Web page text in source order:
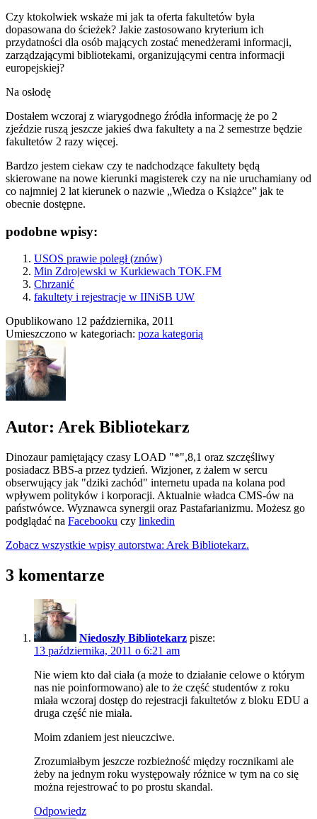
Czy ktokolwiek wskaże mi jak ta oferta fakultetów była
dopasowana do ścieżek? Jakie zastosowano kryterium ich
przydatności dla osób mających zostać menedżerami informacji,
zarządzającymi bibliotekami, organizującymi centra informacji
europejskiej?
Na osłodę
Dostałem wczoraj z wiarygodnego źródła informację że po 2
zjeździe ruszą jeszcze jakieś dwa fakultety a na 2 semestrze będzie
fakultetów 2 razy więcej.
Bardzo jestem ciekaw czy te nadchodzące fakultety będą
skierowane na nowe kierunki magisterek czy na nie uruchamiany od
co najmniej 2 lat kierunek o nazwie „Wiedza o Książce” jak te
obecnie dostępne.
podobne wpisy:
USOS prawie poległ (znów)
Min Zdrojewski w Kurkiewach TOK.FM
Chrzanić
fakultety i rejestracje w IINiSB UW
Opublikowano 12 października, 2011
Umieszczono w kategoriach: poza kategorią
Autor: Arek Bibliotekarz
Dinozaur pamiętający czasy LOAD "*",8,1 oraz szczęśliwy
posiadacz BBS-a przez tydzień. Wizjoner, z żalem w sercu
obserwujący jak "dziki zachód" internetu upada na kolana pod
wpływem polityków i korporacji. Aktualnie władca CMS-ów na
państwówce. Wyznawca synergii oraz Pastafarianizmu. Możesz go
podglądać na Facebooku czy linkedin
Zobacz wszystkie wpisy autorstwa: Arek Bibliotekarz.
3 komentarze
Niedoszły Bibliotekarz pisze:
13 października, 2011 o 6:21 am
Nie wiem kto dał ciała (a może to działanie celowe o którym
nas nie poinformowano) ale to że część studentów z roku
miała wczoraj dostęp do rejestracji fakultetów z bloku EDU a
druga część nie miała.
Moim zdaniem jest nieuczciwe.
Zrozumiałbym jeszcze rozbieżność między rocznikami ale
żeby na jednym roku występowały różnice w tym na co się
można rejestrować to po prostu skandal.
Odpowiedz